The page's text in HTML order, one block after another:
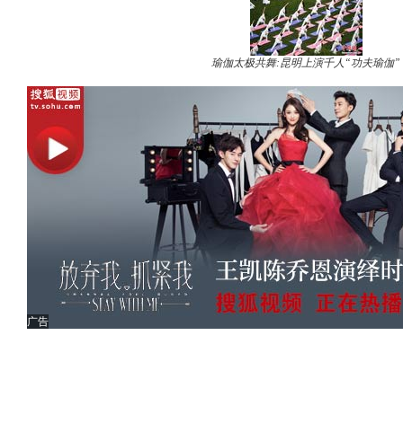
瑜伽太极共舞:昆明上演千人“功夫瑜伽”
广告